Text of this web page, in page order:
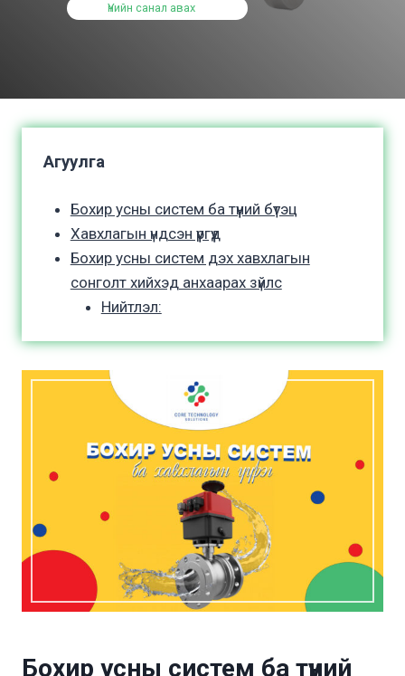
Үнийн санал авах
Агуулга
Бохир усны систем ба түүний бүтэц
Хавхлагын үндсэн үүргүүд
Бохир усны систем дэх хавхлагын
сонголт хийхэд анхаарах зүйлс
Нийтлэл:
Бохир усны систем ба түүний